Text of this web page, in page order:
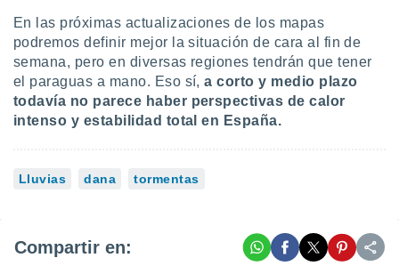
En las próximas actualizaciones de los mapas
podremos definir mejor la situación de cara al fin de
semana, pero en diversas regiones tendrán que tener
el paraguas a mano. Eso sí,a corto y medio plazo
todavía no parece haber perspectivas de calor
intenso y estabilidad total en España.
Lluvias dana tormentas
Compartir en: